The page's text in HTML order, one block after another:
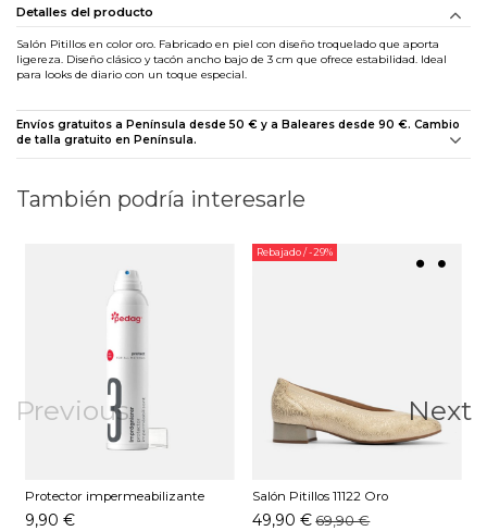
Detalles del producto
Salón Pitillos en color oro. Fabricado en piel con diseño troquelado que aporta
ligereza. Diseño clásico y tacón ancho bajo de 3 cm que ofrece estabilidad. Ideal
para looks de diario con un toque especial.
Envíos gratuitos a Península desde 50 € y a Baleares desde 90 €. Cambio
de talla gratuito en Península.
También podría interesarle
Previous
Protector impermeabilizante
Pedag 250 ML
9,90 €
Rebajado/ -29%
Salón Pitillos 11122 Oro
49,90 € 69,90 €
Next